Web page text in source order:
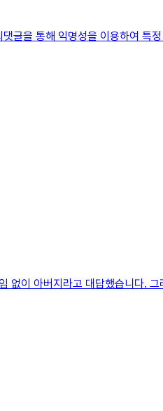
을 통해 익명성을 이용하여 특
이 아버지라고 대답했습니다.